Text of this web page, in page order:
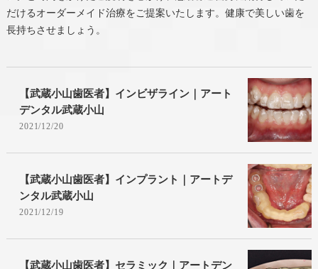
だけるオーダーメイド治療をご提案いたします。健康で美しい歯を
長持ちさせましょう。
【武蔵小山歯医者】インビザライン｜アート
デンタル武蔵小山
2021/12/20
【武蔵小山歯医者】インプラント｜アートデ
ンタル武蔵小山
2021/12/19
【武蔵小山歯医者】セラミック｜アートデン